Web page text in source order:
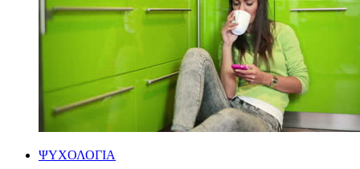
ΨΥΧΟΛΟΓΙΑ